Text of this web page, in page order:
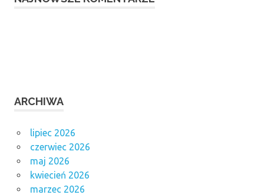
ARCHIWA
lipiec 2026
czerwiec 2026
maj 2026
kwiecień 2026
marzec 2026